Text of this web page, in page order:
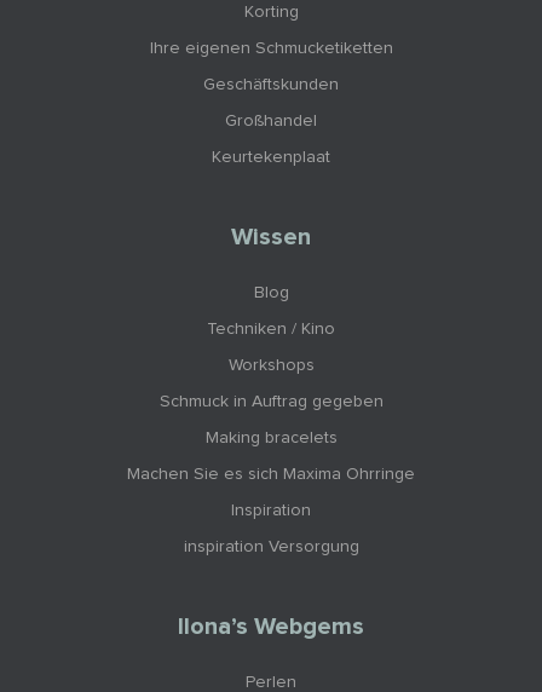
Korting
Ihre eigenen Schmucketiketten
Geschäftskunden
Großhandel
Keurtekenplaat
Wissen
Blog
Techniken / Kino
Workshops
Schmuck in Auftrag gegeben
Making bracelets
Machen Sie es sich Maxima Ohrringe
Inspiration
inspiration Versorgung
Ilona’s Webgems
Perlen